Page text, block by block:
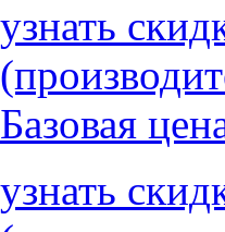
узнать
Базовая
узнать